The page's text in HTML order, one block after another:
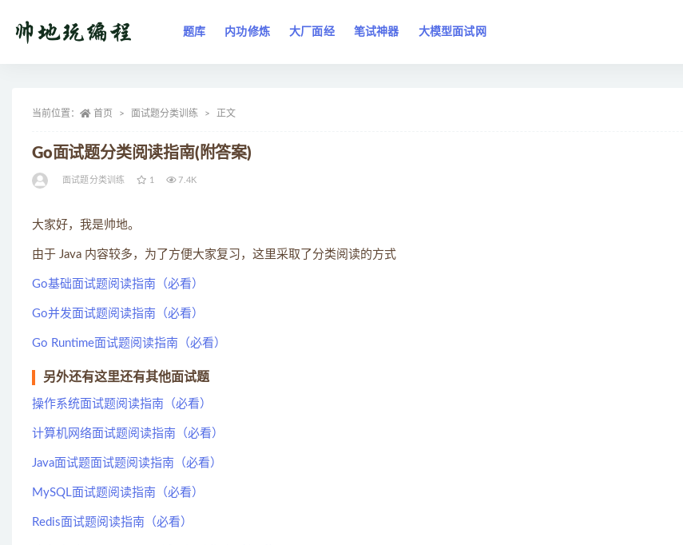
题库 内功修炼 大厂面经 笔试神器 大模型面试网
当前位置： 首页 面试题分类训练 正文
Go面试题分类阅读指南(附答案)
面试题分类训练 1 7.4K
大家好，我是帅地。
由于 Java 内容较多，为了方便大家复习，这里采取了分类阅读的方式
Go基础面试题阅读指南（必看）
Go并发面试题阅读指南（必看）
Go Runtime面试题阅读指南（必看）
另外还有这里还有其他面试题
操作系统面试题阅读指南（必看）
计算机网络面试题阅读指南（必看）
Java面试题面试题阅读指南（必看）
MySQL面试题阅读指南（必看）
Redis面试题阅读指南（必看）